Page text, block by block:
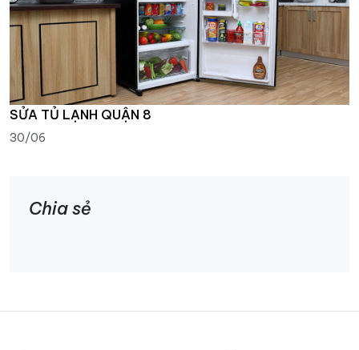
SỬA TỦ LẠNH QUẬN 8
30/06
Chia sẻ